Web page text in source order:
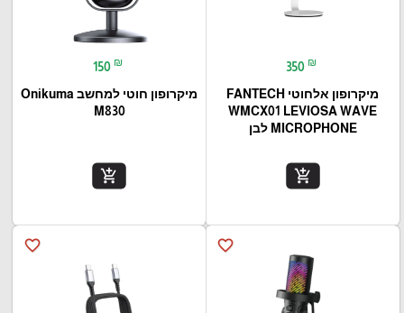
350 ₪
מיקרופון אלחוטי FANTECH
WMCX01 LEVIOSA WAVE
MICROPHONE לבן
add_shopping_cart
150 ₪
מיקרופון חוטי למחשב Onikuma
M830
add_shopping_cart
favorite_border
favorite_border